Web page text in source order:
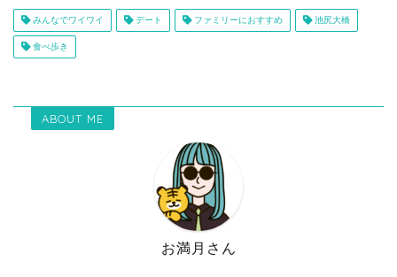
みんなでワイワイ デート ファミリーにおすすめ 池尻大橋
食べ歩き
ABOUT ME
お満月さん